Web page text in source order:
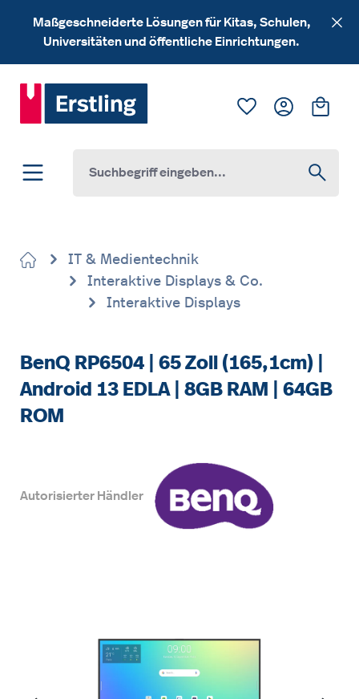
Zum Hauptinhalt springen
Maßgeschneiderte Lösungen für Kitas, Schulen,
Universitäten und öffentliche Einrichtungen.
Du hast 0
IT & Medientechnik
Interaktive Displays & Co.
Interaktive Displays
BenQ RP6504 | 65 Zoll (165,1cm) |
Android 13 EDLA | 8GB RAM | 64GB
ROM
Autorisierter Händler